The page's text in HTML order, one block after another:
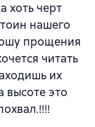
хоть черт
нашего
прощения
читать
их
высоте это